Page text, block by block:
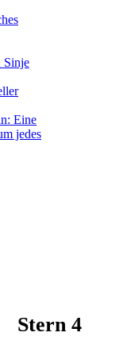
Sinje
Eine
jedes
Stern 4